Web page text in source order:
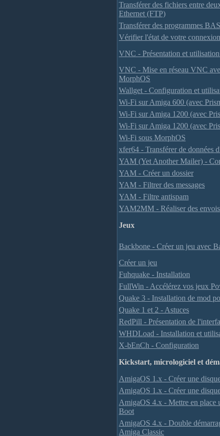
Transférer des fichiers entre
Ethernet (FTP)
Transférer des programmes
Vérifier l'état de votre
VNC - Présentation et
VNC - Mise en réseau VNC
MorphOS
Wallget - Configuration et
Wi-Fi sur Amiga 600 (avec
Wi-Fi sur Amiga 1200 (avec
Wi-Fi sur Amiga 1200 (avec
Wi-Fi sous MorphOS
xfer64 - Transférer de données
YAM (Yet Another Mailer) -
YAM - Créer un dossier
YAM - Filtrer des messages
YAM - Filtre antispam
YAM2MM - Réaliser des
Jeux
Backbone - Créer un jeu avec
Créer un jeu
Fuhquake - Installation
FullWin - Accélérez vos jeux
Quake 3 - Installation de mod
Quake 1 et 2 - Astuces
RedPill - Présentation de
WHDLoad - Installation et
X-bEnCh - Configuration
Kickstart, micrologiciel et
AmigaOS 1.x - Créer une
AmigaOS 1.x - Créer une
AmigaOS 4.x - Mettre en place
Boot
AmigaOS 4.x - Double
Amiga Classic